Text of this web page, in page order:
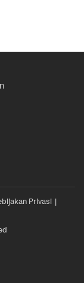
Privasi